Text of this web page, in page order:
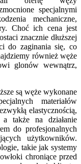
specjalnymi
mechaniczne,
Choć ich cena jest
znacznie dłuższej
do zaginania się, co
również węże
glonów wewnątrz,
są węże wykonane
materiałów
elastycznością,
a także na działanie
do profesjonalnych
użytkowników.
takie jak systemy
chroniące przed